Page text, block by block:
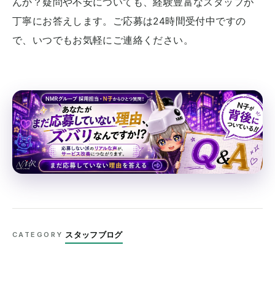
丁寧にお答えします。ご応募は24時間受付中ですの
で、いつでもお気軽にご連絡ください。
CATEGORY スタッフブログ